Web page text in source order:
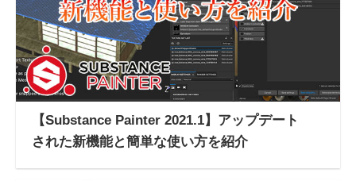
【Substance Painter 2021.1】アップデート
された新機能と簡単な使い方を紹介